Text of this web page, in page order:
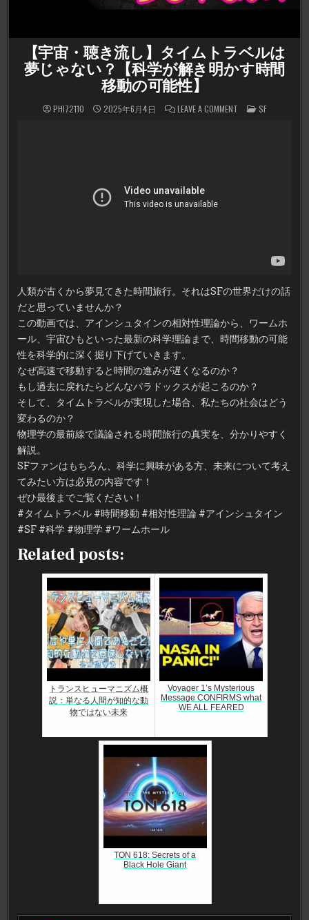
【宇宙・聴き流し】タイムトラベルは
夢じゃない？【科学が解き明かす時間
移動の可能性】
PHI72110 2025年6月4日 LEAVE A COMMENTON
【宇
が
解
か
す
時
の
可
能
性】
POSTED
IN
SF
人類が古くから夢見てきた時間旅行。それはSFの世界だけの話
だと思っていませんか？
この動画では、アインシュタインの相対性理論から、ワームホ
ール、宇宙ひもといった最新の科学理論まで、時間移動の可能
性を科学的に深く掘り下げていきます。
なぜ高速で移動すると時間の進みが遅くなるのか？
もし過去に戻れたらどんなパラドックスが起こるのか？
そして、タイムトラベルが実現した場合、私たちの社会はどう
変わるのか？
物理学の最前線で議論される時間旅行の真実を、分かりやすく
解説。
SFファンはもちろん、科学に興味がある方、未来について考え
てみたい方は必見の内容です！
ぜひ最後までご覧ください！
#タイムトラベル #時間移動 #相対性理論 #アインシュタイン
#SF #科学 #物理学 #ワームホール
Related posts:
トランスヒューマニズム概
説：単なる人間が知的な動
物ではない未来
Voyager 1’s Mysterious
Message CONFIRMS what
WE ALL FEARED
TON 618: Secrets of a
Black Hole Giant